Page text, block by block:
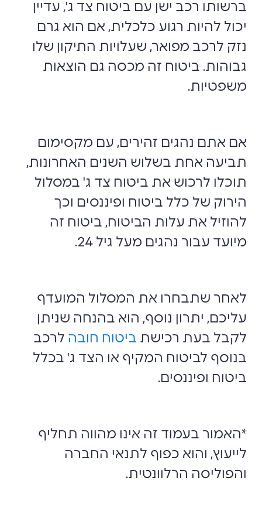
ברשותו רכב ישן עם ביטוח צד ג', עדיין
יכול להיות רגוע כלכלית, אם הוא גרם
נזק לרכב מפואר, שעלויות התיקון שלו
גבוהות. ביטוח זה מכסה גם הוצאות
משפטיות.
אם אתם נהגים זהירים, עם מקסימום
תביעה אחת בשלוש השנים האחרונות,
תוכלו לרכוש את ביטוח צד ג' במסלול
הירוק של כלל ביטוח ופיננסים וכך
להוזיל את עלות הביטוח, ביטוח זה
מיועד עבור נהגים מעל גיל 24.
לאחר שתבחרו את המסלול המועדף
עליכם, יתרון נוסף, הוא בהנחה שניתן
לקבל בעת רכישת ביטוח חובה לרכב
בנוסף לביטוח המקיף או הצד ג' בכלל
ביטוח ופיננסים.
*האמור בעמוד זה אינו מהווה תחליף
לייעוץ, והוא כפוף לתנאי החברה
והפוליסה הרלוונטית.